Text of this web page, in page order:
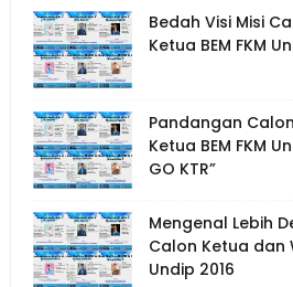
Bedah Visi Misi
Ketua BEM FKM
Pandangan
Ketua BEM FKM
GO KTR”
Mengenal Lebih
Calon Ketua dan
Undip 2016